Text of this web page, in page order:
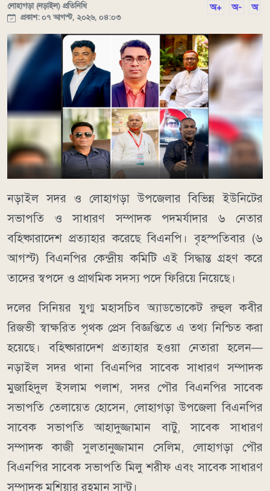
লোহাগড়া (নড়াইল) প্রতিনিধি
প্রকাশ: ০৭ আগস্ট, ২০২৬, ০৪:০৩
অ+ অ- অ
নড়াইল সদর ও লোহাগড়া উপজেলার বিভিন্ন ইউনিটের
সভাপতি ও সাধারণ সম্পাদক পদমর্যাদার ৬ নেতার
বহিষ্কারাদেশ প্রত্যাহার করেছে বিএনপি। বৃহস্পতিবার (৬
আগস্ট) বিএনপির কেন্দ্রীয় কমিটি এই সিদ্ধান্ত গ্রহণ করে
তাদের স্বপদে ও প্রাথমিক সদস্য পদে ফিরিয়ে নিয়েছে।
দলের সিনিয়র যুগ্ম মহাসচিব অ্যাডভোকেট রুহুল কবীর
রিজভী স্বাক্ষরিত পৃথক প্রেস বিজ্ঞপ্তিতে এ তথ্য নিশ্চিত করা
হয়েছে। বহিষ্কারাদেশ প্রত্যাহার হওয়া নেতারা হলেন—
নড়াইল সদর থানা বিএনপির সাবেক সাধারণ সম্পাদক
মুজাহিদুল ইসলাম পলাশ, সদর পৌর বিএনপির সাবেক
সভাপতি তেলায়েত হোসেন, লোহাগড়া উপজেলা বিএনপির
সাবেক সভাপতি আহাদুজ্জামান বাটু, সাবেক সাধারণ
সম্পাদক কাজী সুলতানুজ্জামান সেলিম, লোহাগড়া পৌর
বিএনপির সাবেক সভাপতি মিলু শরীফ এবং সাবেক সাধারণ
সম্পাদক মশিয়ার রহমান সান্টু।